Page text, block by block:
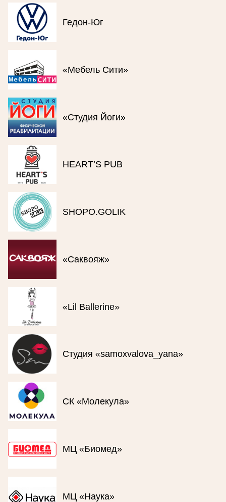
Гедон-Юг
«Мебель Сити»
«Студия Йоги»
HEART’S PUB
SHOPO.GOLIK
«Саквояж»
«Lil Ballerine»
Студия «samoxvalova_yana»
СК «Молекула»
МЦ «Биомед»
МЦ «Наука»